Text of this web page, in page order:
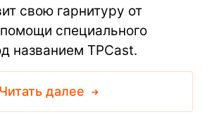
свою гарнитуру от
специального
названием TPCast.
Читать далее